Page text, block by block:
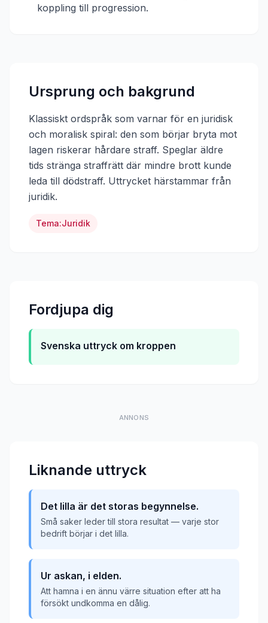
koppling till progression.
Ursprung och bakgrund
Klassiskt ordspråk som varnar för en juridisk
och moralisk spiral: den som börjar bryta mot
lagen riskerar hårdare straff. Speglar äldre
tids stränga straffrätt där mindre brott kunde
leda till dödstraff. Uttrycket härstammar från
juridik.
Tema:Juridik
Fordjupa dig
Svenska uttryck om kroppen
ANNONS
Liknande uttryck
Det lilla är det storas begynnelse.
Små saker leder till stora resultat — varje stor
bedrift börjar i det lilla.
Ur askan, i elden.
Att hamna i en ännu värre situation efter att ha
försökt undkomma en dålig.